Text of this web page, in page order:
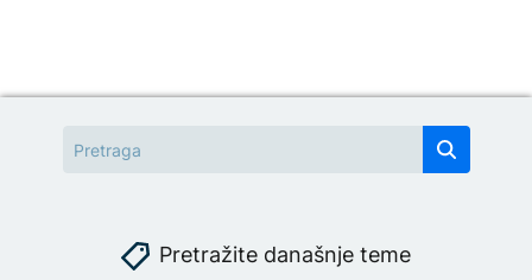
Pretražite današnje teme